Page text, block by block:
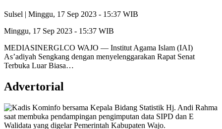
Sulsel | Minggu, 17 Sep 2023 - 15:37 WIB
Minggu, 17 Sep 2023 - 15:37 WIB
MEDIASINERGI.CO WAJO — Institut Agama Islam (IAI)
As’adiyah Sengkang dengan menyelenggarakan Rapat Senat
Terbuka Luar Biasa…
Advertorial